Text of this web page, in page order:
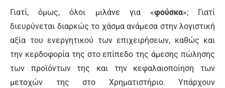
Γιατί, όμως, όλοι μιλάνε για «φούσκα»; Γιατί
διευρύνεται διαρκώς το χάσμα ανάμεσα στην λογιστική
αξία του ενεργητικού των επιχειρήσεων, καθώς και
την κερδοφορία της στο επίπεδο της άμεσης πώλησης
των προϊόντων της και την κεφαλαιοποίηση των
μετοχών της στο Χρηματιστήριο. Υπάρχουν